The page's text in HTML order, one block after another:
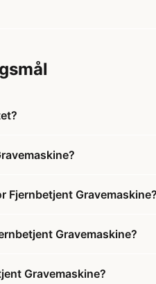
Fjernbetjent
Gravemaskine?
Gravemaskine?